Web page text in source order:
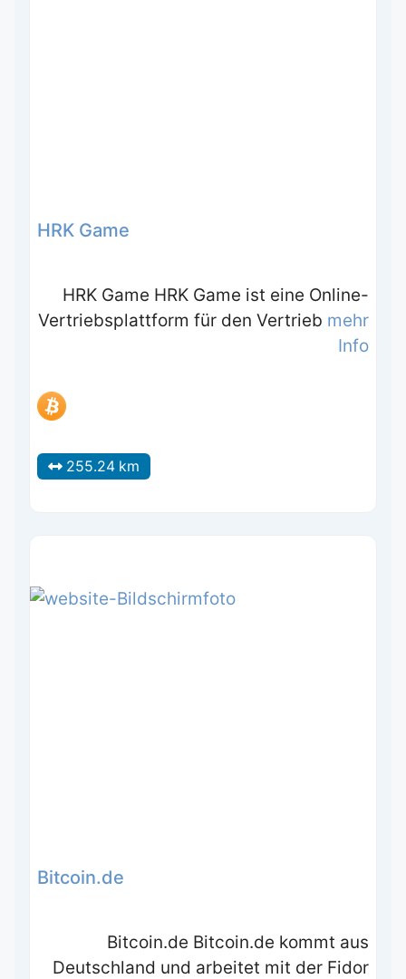
HRK Game
HRK Game HRK Game ist eine Online-
Vertriebsplattform für den Vertrieb mehr
Info
255.24 km
Bitcoin.de
Bitcoin.de Bitcoin.de kommt aus
Deutschland und arbeitet mit der Fidor